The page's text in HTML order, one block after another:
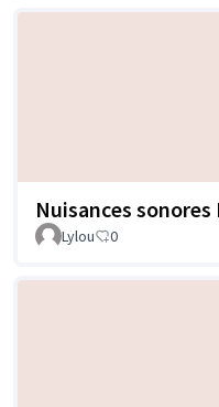
Nuisances sonores
Lylou 0